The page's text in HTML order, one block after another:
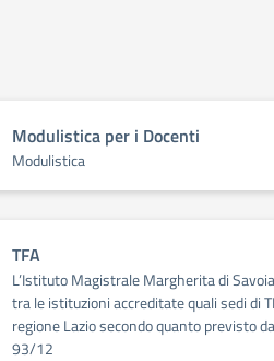
Modulistica per i Docenti
Modulistica
TFA
L’Istituto Magistrale Margherita di
tra le istituzioni accreditate quali sedi di
regione Lazio secondo quanto previsto
93/12